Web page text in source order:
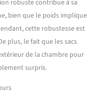
de barre de
l'opération
pratique,
une étanchéité
fois. Qu'il
petits ou de
il se ferme
préservant
robuste contribue à sa
bien que le poids implique
cette robustesse est
plus, le fait que les sacs
de la chambre pour
surpris.